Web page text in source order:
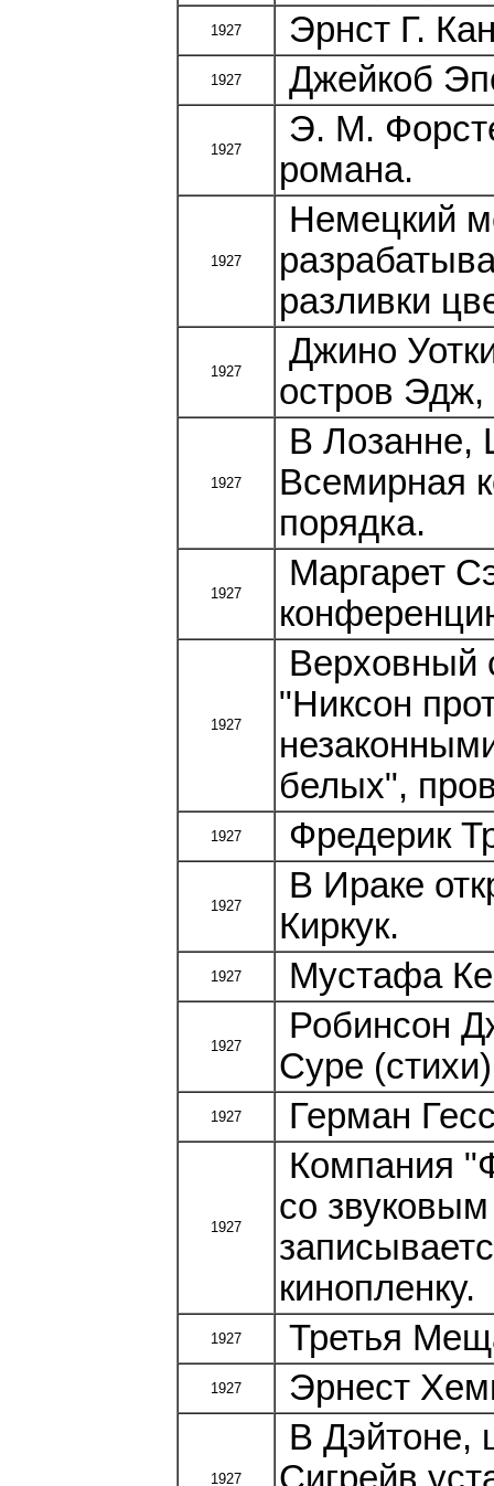
1927 Эрнст Г.
1927 Джейкоб
1927
Э. М.
романа.
1927
Немецкий
разливки
1927
Джино
остров Эдж,
1927
В Лозанне,
Всемирная
порядка.
1927
Маргарет
1927
Верховный
"Никсон
белых",
1927 Фредерик
1927
В Ираке
Киркук.
1927 Мустафа
1927
Робинсон
Суре
1927 Герман
1927
Компания
со
кинопленку.
1927 Третья
1927 Эрнест
1927
В Дэйтоне,